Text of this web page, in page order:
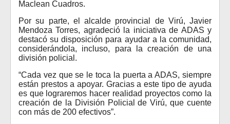
Maclean Cuadros.
Por su parte, el alcalde provincial de Virú, Javier
Mendoza Torres, agradeció la iniciativa de ADAS y
destacó su disposición para ayudar a la comunidad,
considerándola, incluso, para la creación de una
división policial.
“Cada vez que se le toca la puerta a ADAS, siempre
están prestos a apoyar. Gracias a este tipo de ayuda
es que lograremos hacer realidad proyectos como la
creación de la División Policial de Virú, que cuente
con más de 200 efectivos”.